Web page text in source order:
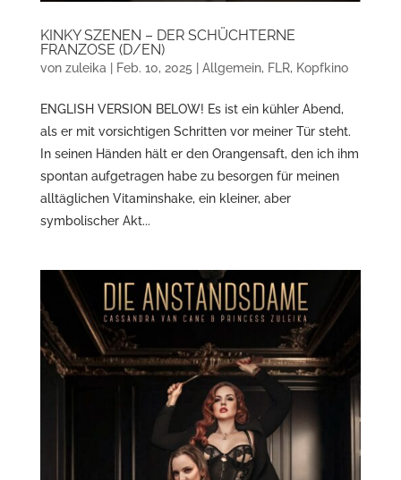
KINKY SZENEN – DER SCHÜCHTERNE
FRANZOSE (D/EN)
von zuleika Feb. 10, 2025 Allgemein, FLR, Kopfkino
ENGLISH VERSION BELOW! Es ist ein kühler Abend,
als er mit vorsichtigen Schritten vor meiner Tür steht.
In seinen Händen hält er den Orangensaft, den ich ihm
spontan aufgetragen habe zu besorgen für meinen
alltäglichen Vitaminshake, ein kleiner, aber
symbolischer Akt...